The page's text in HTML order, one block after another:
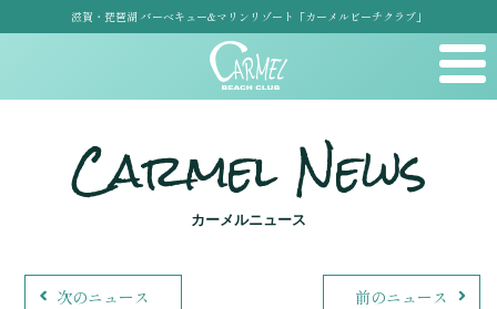
滋賀・琵琶湖 バーベキュー&マリンリゾート「カーメルビーチクラブ」
Carmel News
カーメルニュース
次のニュース 前のニュース